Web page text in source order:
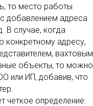
то место работы
добавлением адреса
В случае, когда
конкретному адресу,
вахтовым
объекты, то можно
или ИП, добавив, что
четкое определение: